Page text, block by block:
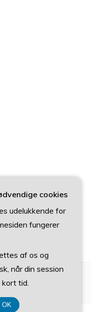
cookies
udelukkende for
fungerer
af os og
når din session
tid.
OK